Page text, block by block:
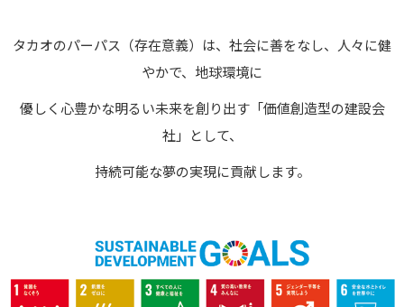
タカオのパーパス（存在意義）は、社会に善をなし、人々に健
やかで、地球環境に
優しく心豊かな明るい未来を創り出す「価値創造型の建設会
社」として、
持続可能な夢の実現に貢献します。